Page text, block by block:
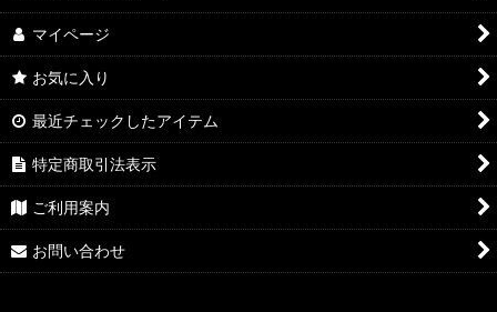
1978
1980s
1990s
2000s
マイページ
お気に入り
最近チェックしたアイテム
特定商取引法表示
ご利用案内
お問い合わせ